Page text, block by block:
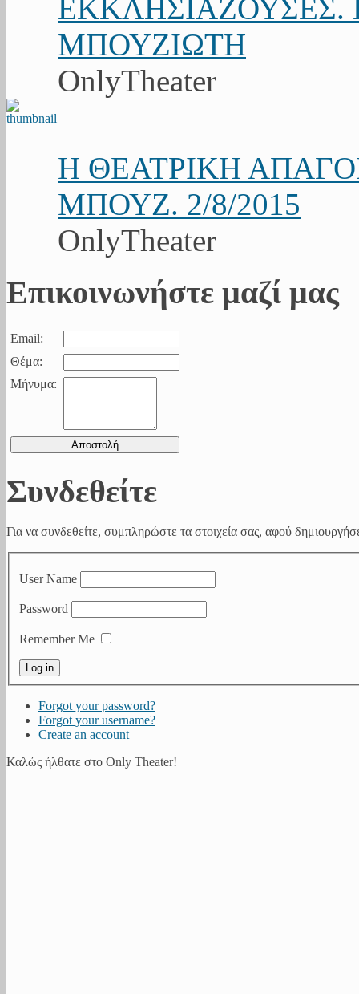
ΕΚΚΛΗΣΙΑΖΟΥΣΕΣ.
ΜΠΟΥΖΙΩΤΗ
OnlyTheater
Η ΘΕΑΤΡΙΚΗ
ΜΠΟΥΖ. 2/8/2015
OnlyTheater
Επικοινωνήστε μαζί μας
Email:
Θέμα:
Μήνυμα:
Συνδεθείτε
Για να συνδεθείτε, συμπληρώστε τα στοιχεία σας, αφού
User Name
Password
Remember Me
Forgot your password?
Forgot your username?
Create an account
Καλώς ήλθατε στο Only Theater!